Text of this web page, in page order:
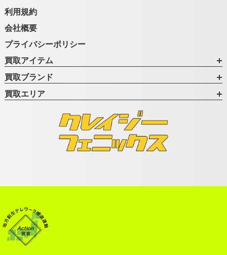
利用規約
会社概要
プライバシーポリシー
買取アイテム
買取ブランド
買取エリア